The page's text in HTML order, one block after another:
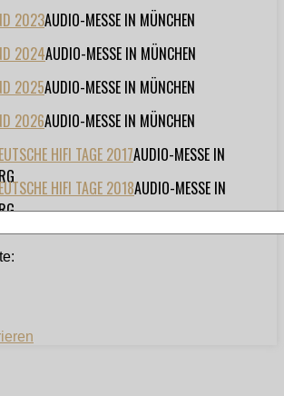
2023AUDIO-MESSE IN MÜNCHEN
2024AUDIO-MESSE IN MÜNCHEN
2025AUDIO-MESSE IN MÜNCHEN
2026AUDIO-MESSE IN MÜNCHEN
HIFI TAGE 2017AUDIO-MESSE IN
HIFI TAGE 2018AUDIO-MESSE IN